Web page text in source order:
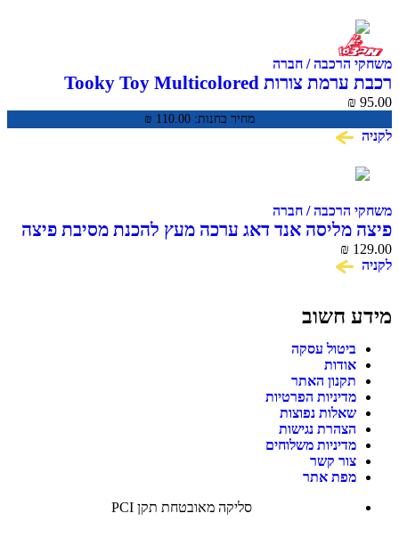
משחקי הרכבה / חברה
רכבת ערמת צורות Tooky Toy Multicolored
Stacking Train TKB383
מחיר בחנות: ₪ 110.00
₪ 95.00
לקניה
משחקי הרכבה / חברה
פיצה מליסה אנד דאג ערכה מעץ להכנת מסיבת פיצה
₪ 129.00
לקניה
מידע חשוב
ביטול עסקה
אודות
תקנון האתר
מדיניות הפרטיות
שאלות נפוצות
הצהרת נגישות
מדיניות משלוחים
צור קשר
מפת אתר
סליקה מאובטחת תקן PCI